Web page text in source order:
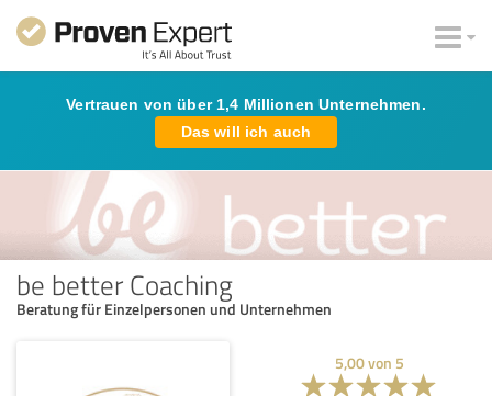
Vertrauen von über 1,4 Millionen Unternehmen.
Das will ich auch
be better Coaching
Beratung für Einzelpersonen und Unternehmen
5,00von 5